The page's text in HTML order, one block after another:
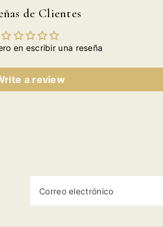
de Clientes
en escribir una reseña
a review
Correo electrónico